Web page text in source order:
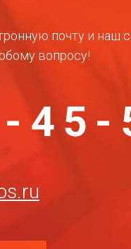
почту и наш
вопросу!
45-